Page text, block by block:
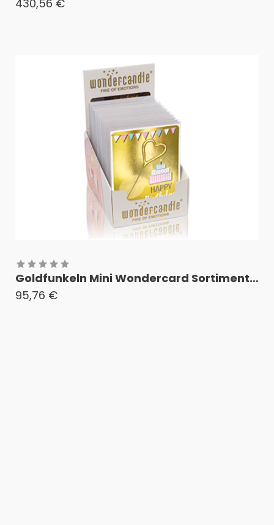
430,56 €
Goldfunkeln Mini Wondercard Sortiment 24 Stk.
95,76 €